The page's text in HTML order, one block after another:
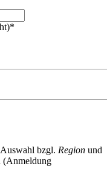
*
bzgl. Region und
(Anmeldung